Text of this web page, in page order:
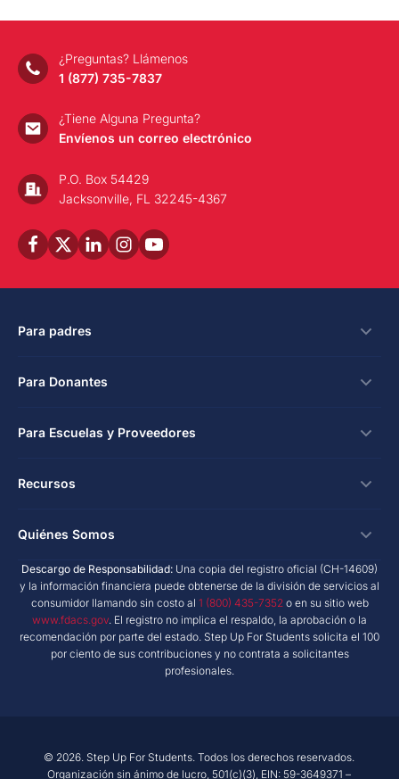
¿Preguntas? Llámenos
1 (877) 735-7837
¿Tiene Alguna Pregunta?
Envíenos un correo electrónico
P.O. Box 54429
Jacksonville, FL 32245-4367
Para padres
Becas
Beca para Escuela Privada
Beca para Necesidades Especiales
New Worlds
Conviértase en un Defensor
Para Donantes
Formas de Donar
Donaciones en el Lugar de Trabajo
Fondos Asesorados por Donantes
Declaración de Derechos del Donante
Para Escuelas y Proveedores
Escuelas y Proveedores
Escuelas Privadas
Proveedores de Servicios
Proveedores de Productos
Recursos para Escuelas y Proveedores
Recursos
Investigación e Informes
Blog NextSteps
Blog inspireED
Red de Antiguos Alumnos
Sala de Prensa
Quiénes Somos
Quiénes Somos
Informe Anual
Políticas de Gobernanza
Contacto
Descargo de Responsabilidad: Una copia del registro oficial (CH-14609)
y la información financiera puede obtenerse de la división de servicios al
consumidor llamando sin costo al 1 (800) 435-7352o en su sitio web
www.fdacs.gov . El registro no implica el respaldo, la aprobación o la
recomendación por parte del estado. Step Up For Students solicita el 100
por ciento de sus contribuciones y no contrata a solicitantes
profesionales.
© 2026. Step Up For Students. Todos los derechos reservados.
Organización sin ánimo de lucro, 501(c)(3), EIN: 59-3649371 –